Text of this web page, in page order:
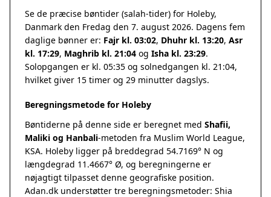
Se de præcise bøntider (salah-tider) for Holeby,
Danmark den Fredag den 7. august 2026. Dagens fem
daglige bønner er: Fajr kl. 03:02, Dhuhr kl. 13:20, Asr
kl. 17:29, Maghrib kl. 21:04 og Isha kl. 23:29.
Solopgangen er kl. 05:35 og solnedgangen kl. 21:04,
hvilket giver 15 timer og 29 minutter dagslys.
Beregningsmetode for Holeby
Bøntiderne på denne side er beregnet med Shafii,
Maliki og Hanbali-metoden fra Muslim World League,
KSA. Holeby ligger på breddegrad 54.7169° N og
længdegrad 11.4667° Ø, og beregningerne er
nøjagtigt tilpasset denne geografiske position.
Adan.dk understøtter tre beregningsmetoder: Shia